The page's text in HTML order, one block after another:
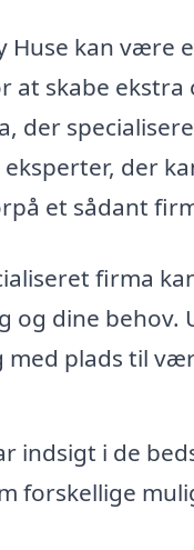
kan være
at skabe
der
der
et sådant
firma
og dine behov.
plads til
indsigt i de
forskellige